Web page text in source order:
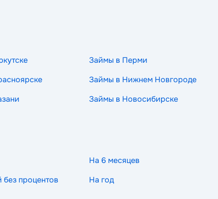
Займы в Перми
Займы в Нижнем Новгороде
Займы в Новосибирске
На 6 месяцев
процентов На год